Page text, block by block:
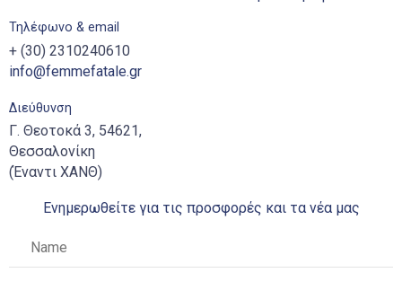
Τηλέφωνο & email
+ (30) 2310240610
info@femmefatale.gr
Διεύθυνση
Γ. Θεοτοκά 3, 54621,
Θεσσαλονίκη
(Έναντι ΧΑΝΘ)
Ενημερωθείτε για τις προσφορές και τα νέα μας